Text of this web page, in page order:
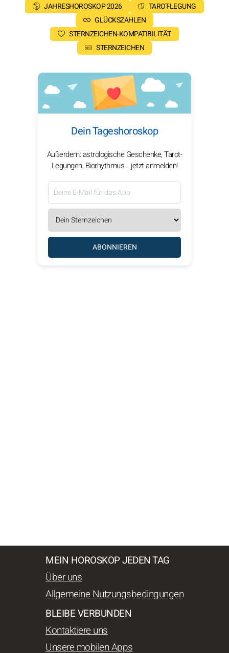
JAHRESHOROSKOP 2026
TAROT-LEGUNG
GLÜCKSZAHLEN
STERNZEICHEN-KOMPATIBILITÄT
STERNZEICHEN
Dein Tageshoroskop
Außerdem: astrologische Geschenke, Tarot-
Legungen, Biorhythmus… jetzt anmelden!
ABONNIEREN
MEIN HOROSKOP JEDEN TAG
Über uns
Allgemeine Nutzungsbedingungen
BLEIBE VERBUNDEN
Kontaktiere uns
Unsere mobilen Apps